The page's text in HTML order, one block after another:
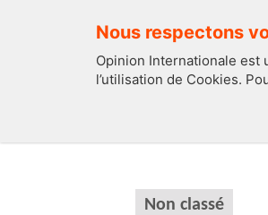
Nous respectons
Opinion Internationale est
l’utilisation de Cookies.
Non classé